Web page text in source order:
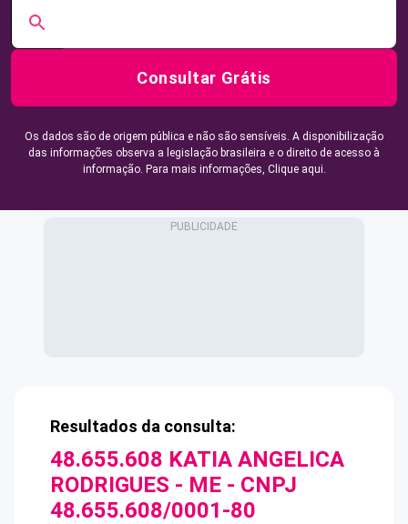
Consultar Grátis
Os dados são de origem pública e não são sensíveis. A disponibilização
das informações observa a legislação brasileira e o direito de acesso à
informação. Para mais informações, Clique aqui.
Resultados da consulta:
48.655.608 KATIA ANGELICA
RODRIGUES - ME - CNPJ
48.655.608/0001-80